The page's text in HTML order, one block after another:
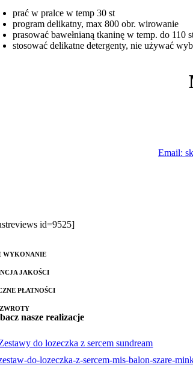
prać w pralce w temp 30 st
program delikatny, max 800 obr. wirowanie
prasować bawełnianą tkaninę w temp. do 110
stosować delikatne detergenty, nie używać
Email:
id=9525]
WYKONANIE
JAKOŚCI
PŁATNOŚCI
nasze realizacje